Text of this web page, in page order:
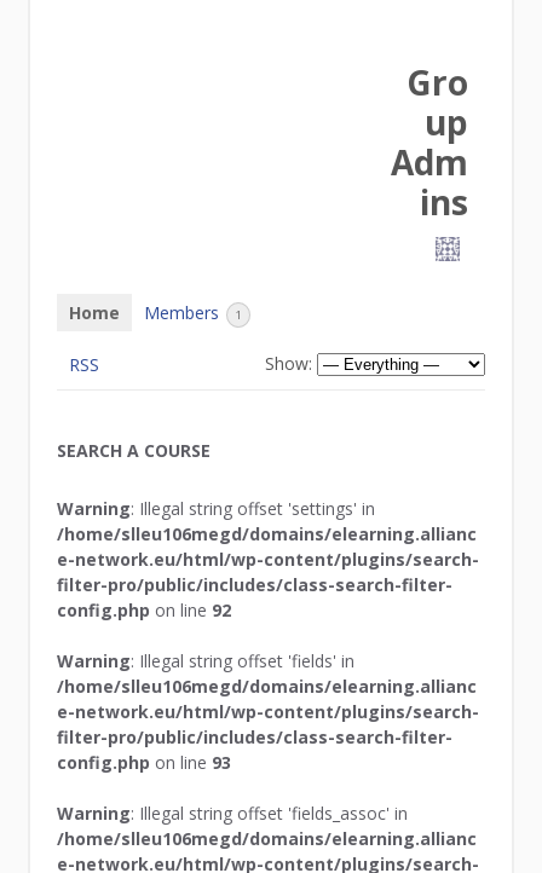
Gro
up
Adm
ins
Home Members 1
RSS Show:
SEARCH A COURSE
Warning: Illegal string offset 'settings' in
/home/slleu106megd/domains/elearning.allianc
e-network.eu/html/wp-content/plugins/search-
filter-pro/public/includes/class-search-filter-
config.php on line 92
Warning: Illegal string offset 'fields' in
/home/slleu106megd/domains/elearning.allianc
e-network.eu/html/wp-content/plugins/search-
filter-pro/public/includes/class-search-filter-
config.php on line 93
Warning: Illegal string offset 'fields_assoc' in
/home/slleu106megd/domains/elearning.allianc
e-network.eu/html/wp-content/plugins/search-